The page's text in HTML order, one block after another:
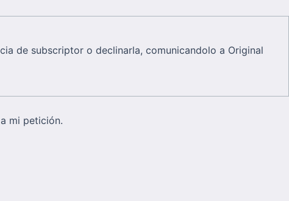
de subscriptor o declinarla, comunicandolo a Original
mi petición.